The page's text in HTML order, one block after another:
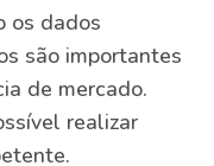
os dados
são importantes
de mercado.
realizar